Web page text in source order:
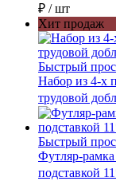
₽ / шт
Хит продаж
Быстрый
Набор из 4-х
трудовой
Быстрый
Футляр-
подставкой